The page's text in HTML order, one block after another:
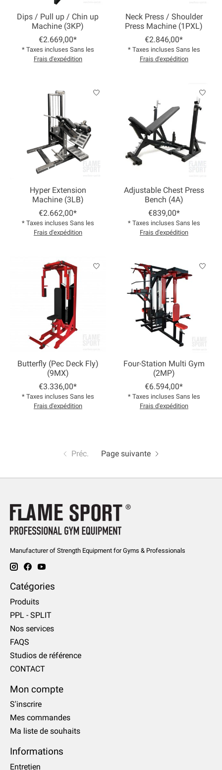
Dips / Pull up / Chin up
Machine (3KP)
€2.669,00*
* Taxes incluses Sans les
Frais d'expédition
Neck Press / Shoulder
Press Machine (1PXL)
€2.846,00*
* Taxes incluses Sans les
Frais d'expédition
Hyper Extension
Machine (3LB)
€2.662,00*
* Taxes incluses Sans les
Frais d'expédition
Adjustable Chest Press
Bench (4A)
€839,00*
* Taxes incluses Sans les
Frais d'expédition
Butterfly (Pec Deck Fly)
(9MX)
€3.336,00*
* Taxes incluses Sans les
Frais d'expédition
Four-Station Multi Gym
(2MP)
€6.594,00*
* Taxes incluses Sans les
Frais d'expédition
Préc. Page suivante
Manufacturer of Strength Equipment for Gyms & Professionals
Catégories
Produits
PPL - SPLIT
Nos services
FAQS
Studios de référence
CONTACT
Mon compte
S'inscrire
Mes commandes
Ma liste de souhaits
Informations
Entretien